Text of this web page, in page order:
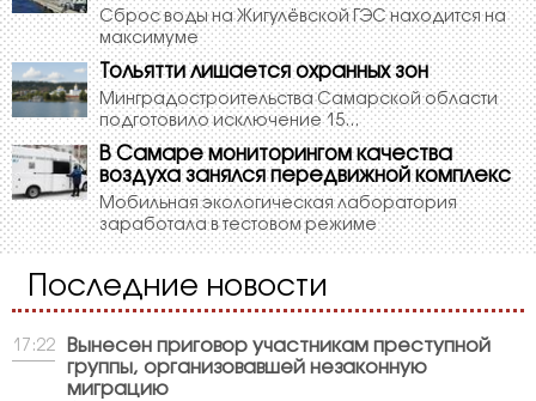
Сброс воды на Жигулёвской ГЭС находится на
максимуме
Тольятти лишается охранных зон
Минградостроительства Самарской области
подготовило исключение 15...
В Самаре мониторингом качества
воздуха занялся передвижной комплекс
Мобильная экологическая лаборатория
заработала в тестовом режиме
Последние новости
17:22
Вынесен приговор участникам преступной
группы, организовавшей незаконную
миграцию